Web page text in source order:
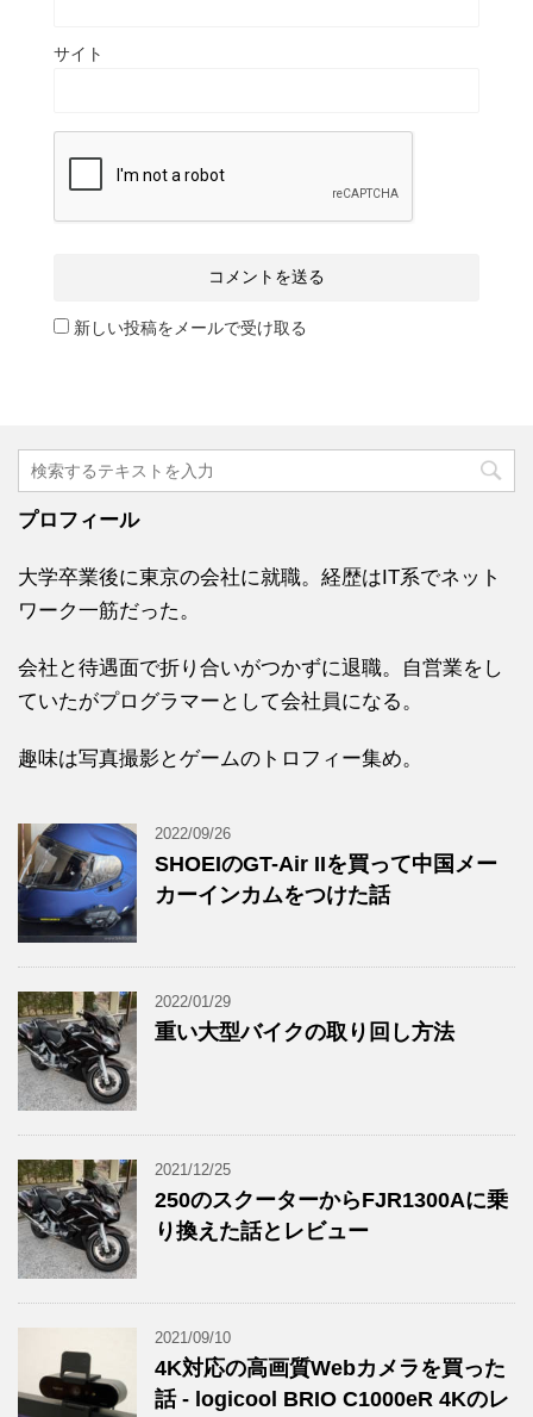
サイト
新しい投稿をメールで受け取る
プロフィール
大学卒業後に東京の会社に就職。経歴はIT系でネット
ワーク一筋だった。
会社と待遇面で折り合いがつかずに退職。自営業をし
ていたがプログラマーとして会社員になる。
趣味は写真撮影とゲームのトロフィー集め。
2022/09/26
SHOEIのGT-Air IIを買って中国メー
カーインカムをつけた話
2022/01/29
重い大型バイクの取り回し方法
2021/12/25
250のスクーターからFJR1300Aに乗
り換えた話とレビュー
2021/09/10
4K対応の高画質Webカメラを買った
話 - logicool BRIO C1000eR 4Kのレ